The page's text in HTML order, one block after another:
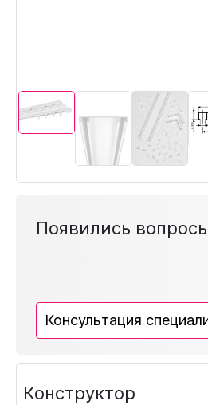
Появились
Консультация
Конструктор